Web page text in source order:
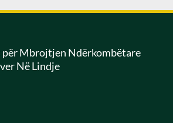
për Mbrojtjen Ndërkombëtare
Në Lindje